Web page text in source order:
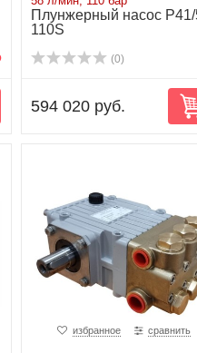
Плунжерный насос
110S
(0)
594 020 руб.
избранное сравнить